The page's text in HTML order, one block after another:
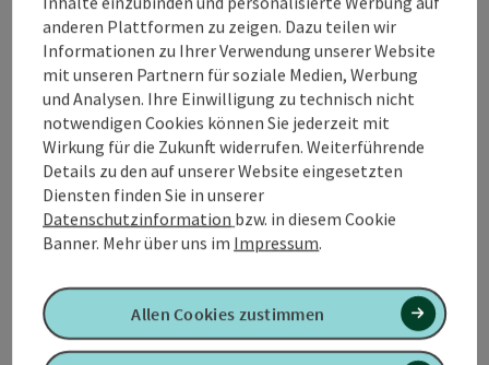
Kontakt
Öffnungszeiten
Anreise/Lage
Eignung
anderen Plattformen zu zeigen. Dazu teilen wir
Informationen zu Ihrer Verwendung unserer Website
mit unseren Partnern für soziale Medien, Werbung
und Analysen. Ihre Einwilligung zu technisch nicht
notwendigen Cookies können Sie jederzeit mit
Wirkung für die Zukunft widerrufen. Weiterführende
Details zu den auf unserer Website eingesetzten
Diensten finden Sie in unserer
Datenschutzinformation bzw. in diesem Cookie
Banner. Mehr über uns im Impressum.
Allen Cookies zustimmen